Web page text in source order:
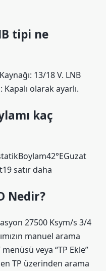
tipi ne
13/18 V. LNB
Kapalı olarak ayarlı.
kaç
satır daha
Nedir?
27500 Ksym/s 3/4
manuel arama
veya “TP Ekle”
TP üzerinden arama